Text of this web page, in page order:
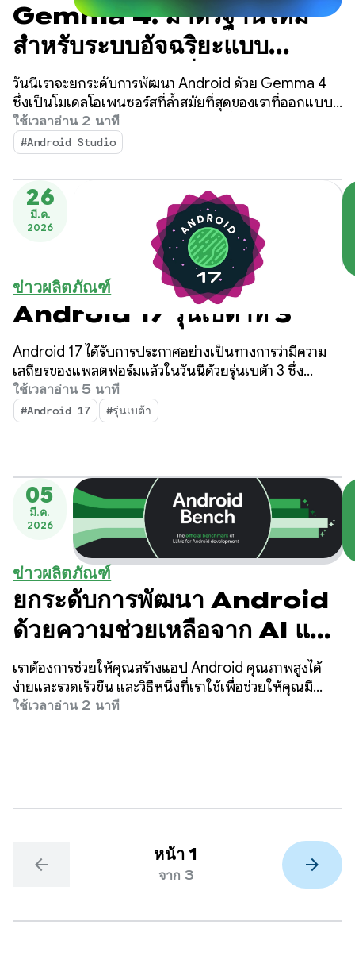
Gemma 4: มาตรฐานใหม่
สำหรับระบบอัจฉริยะแบบ
Agentic ในเครื่องบน
Android
วันนี้เราจะยกระดับการพัฒนา Android ด้วย Gemma 4
ซึ่งเป็นโมเดลโอเพนซอร์สที่ล้ำสมัยที่สุดของเราที่ออกแบบ
มาพร้อมความสามารถในการให้เหตุผลที่ซับซ้อนและการ
เรียกใช้เครื่องมือโดยอัตโนมัติ
ใช้เวลาอ่าน 2 นาที
#Android Studio
26
มี.ค.
2026
ข่าวผลิตภัณฑ์
Android 17 รุ่นเบต้าที่ 3
Android 17 ได้รับการประกาศอย่างเป็นทางการว่ามีความ
เสถียรของแพลตฟอร์มแล้วในวันนี้ด้วยรุ่นเบต้า 3 ซึ่ง
หมายความว่าพื้นผิว API ได้รับการล็อกแล้ว คุณสามารถ
ทำการทดสอบความเข้ากันได้ขั้นสุดท้ายและเผยแพร่แอปที่
กำหนดเป้าหมายเป็น Android 17 ไปยัง Play Store ได้
ใช้เวลาอ่าน 5 นาที
#Android 17 #รุ่นเบต้า
05
มี.ค.
2026
ข่าวผลิตภัณฑ์
ยกระดับการพัฒนา Android
ด้วยความช่วยเหลือจาก AI และ
ปรับปรุง LLM ด้วย Android
Bench
เราต้องการช่วยให้คุณสร้างแอป Android คุณภาพสูงได้
ง่ายและรวดเร็วขึ้น และวิธีหนึ่งที่เราใช้เพื่อช่วยให้คุณมี
ประสิทธิภาพมากขึ้นคือการนำ AI มาไว้ที่ปลายนิ้วของคุณ
ใช้เวลาอ่าน 2 นาที
arrow_back หน้า 1
จาก 3 arrow_forward